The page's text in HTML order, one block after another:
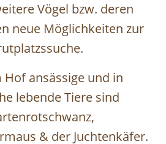
Vögel bzw. deren
neue Möglichkeiten zur
ansässige und in
lebende Tiere sind
& der Juchtenkäfer.